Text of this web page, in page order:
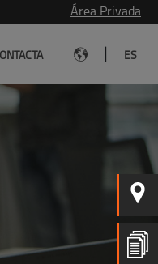
Área Privada
ES